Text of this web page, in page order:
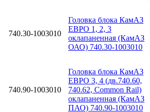
740.30-1003010
Головка блока КамАЗ
ЕВРО 1, 2, 3
оклапаненная (КамАЗ
ОАО) 740.30-1003010
740.90-1003010
Головка блока КамАЗ
ЕВРО 3, 4 (дв.740.60,
740.62, Common Rail)
оклапаненная (КамАЗ
ПАО) 740.90-1003010